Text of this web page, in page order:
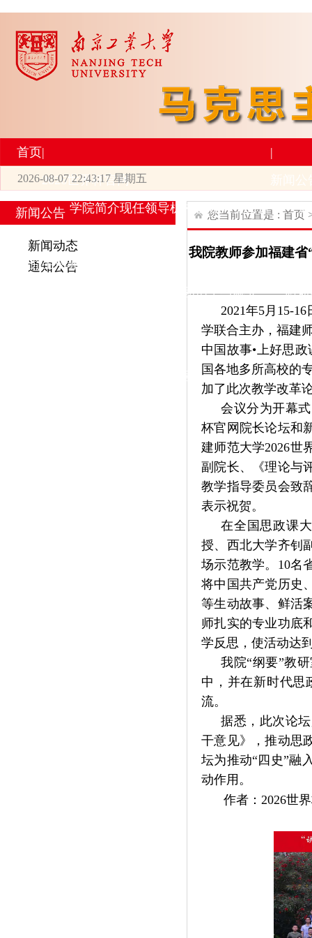
首页|
2026世界杯官网
学院简介现任领导机构设置师资力量
|
研究生培养
学生活动招生与就业
科
工会活动
2026-08-07 22:43:17 星期五
新闻公告
新闻动态
通知公告
您当前位置是 : 首页
我院教师参加福建
2021年5月15-
学联合主办，福建
中国故事•上好思
国各地多所高校的
加了此次教学改革
会议分为开幕
杯官网院长论坛和
建师范大学2026世
副院长、《理论与
教学指导委员会致
表示祝贺。
在全国思政课
授、西北大学齐钊
场示范教学。10名
将中国共产党历史
等生动故事、鲜活
师扎实的专业功底
学反思，使活动达
我院“纲要”教
中，并在新时代思
流。
据悉，此次论
干意见》，推动思
坛为推动“四史”融
动作用。
作者：2026世